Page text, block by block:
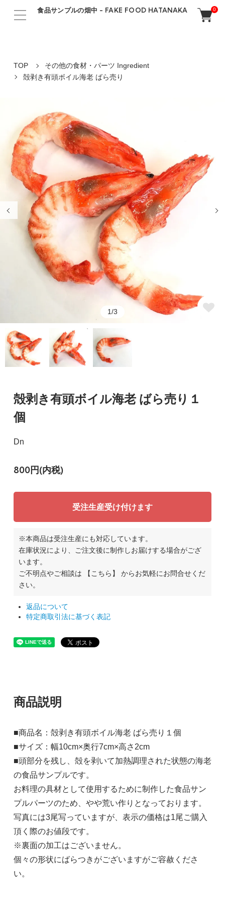
食品サンプルの畑中 - FAKE FOOD HATANAKA 0
TOP
その他の食材・パーツ Ingredient
殻剥き有頭ボイル海老 ばら売り
1/3
殻剥き有頭ボイル海老 ばら売り１
個
Dn
800円(内税)
受注生産受け付けます
※本商品は受注生産にも対応しています。
在庫状況により、ご注文後に制作しお届けする場合がござ
います。
ご不明点やご相談は
【こちら】
からお気軽にお問合せくだ
さい。
返品について
特定商取引法に基づく表記
商品説明
■商品名：殻剥き有頭ボイル海老 ばら売り１個
■サイズ：幅10cm×奥行7cm×高さ2cm
■頭部分を残し、殻を剥いて加熱調理された状態の海老
の食品サンプルです。
お料理の具材として使用するために制作した食品サン
プルパーツのため、やや荒い作りとなっております。
写真には3尾写っていますが、表示の価格は1尾ご購入
頂く際のお値段です。
※裏面の加工はございません。
個々の形状にばらつきがございますがご容赦くださ
い。